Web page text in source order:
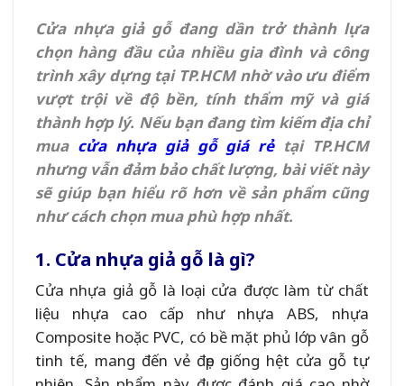
Cửa nhựa giả gỗ đang dần trở thành lựa
chọn hàng đầu của nhiều gia đình và công
trình xây dựng tại TP.HCM nhờ vào ưu điểm
vượt trội về độ bền, tính thẩm mỹ và giá
thành hợp lý. Nếu bạn đang tìm kiếm địa chỉ
mua cửa nhựa giả gỗ giá rẻtại TP.HCM
nhưng vẫn đảm bảo chất lượng, bài viết này
sẽ giúp bạn hiểu rõ hơn về sản phẩm cũng
như cách chọn mua phù hợp nhất.
1. Cửa nhựa giả gỗ là gì?
Cửa nhựa giả gỗ là loại cửa được làm từ chất
liệu nhựa cao cấp như nhựa ABS, nhựa
Composite hoặc PVC, có bề mặt phủ lớp vân gỗ
tinh tế, mang đến vẻ đẹp giống hệt cửa gỗ tự